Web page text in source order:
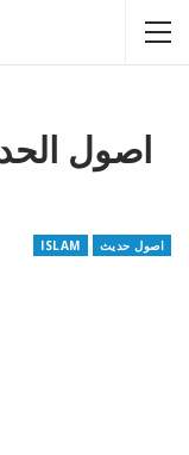
اصول
ISLAM اصول حدیث